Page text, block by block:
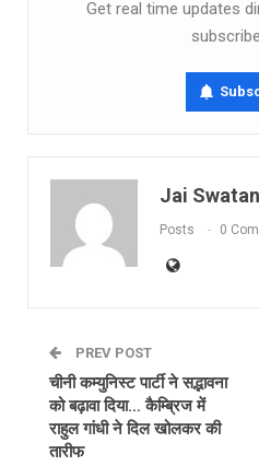
Get real time updates
Jai
Posts 0
PREV POST
चीनी कम्युनिस्ट पार्टी ने सद्भावना
को बढ़ावा दिया… कैम्ब्रिज में
राहुल गांधी ने दिल खोलकर की
तारीफ